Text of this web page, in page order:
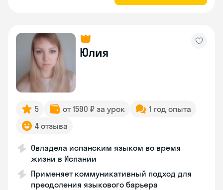
Юлия
5 от 1590 ₽ за урок
1 год опыта
4 отзыва
Овладела испанским языком во время
жизни в Испании
Применяет коммуникативный подход для
преодоления языкового барьера